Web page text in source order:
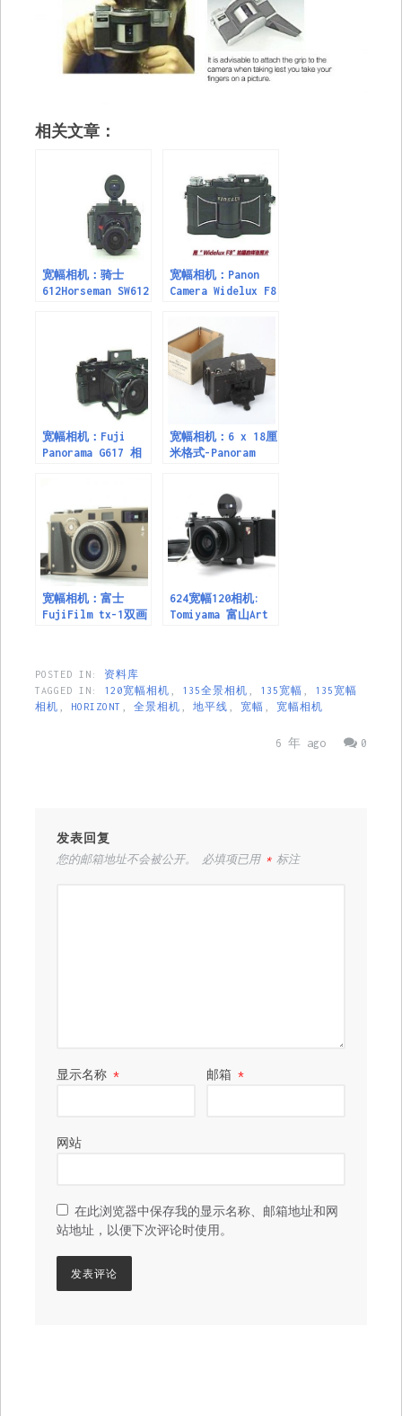
相关文章：
宽幅相机：骑士
612Horseman SW612
宽幅相机：Panon
Camera Widelux F8
宽幅相机：Fuji
Panorama G617 相
宽幅相机：6 x 18厘
米格式-Panoram
宽幅相机：富士
FujiFilm tx-1双画
624宽幅120相机:
Tomiyama 富山Art
POSTED IN: 资料库
TAGGED IN: 120宽幅相机 135全景相机 135宽幅
135宽幅
相机
HORIZO​​NT 全景相机 地平线 宽幅 宽幅相机
0
6 年 ago
发表回复
您的邮箱地址不会被公开。 必填项已用 *标注
显示名称 * 邮箱*
网站
在此浏览器中保存我的显示名称、邮箱地址和网
站地址，以便下次评论时使用。